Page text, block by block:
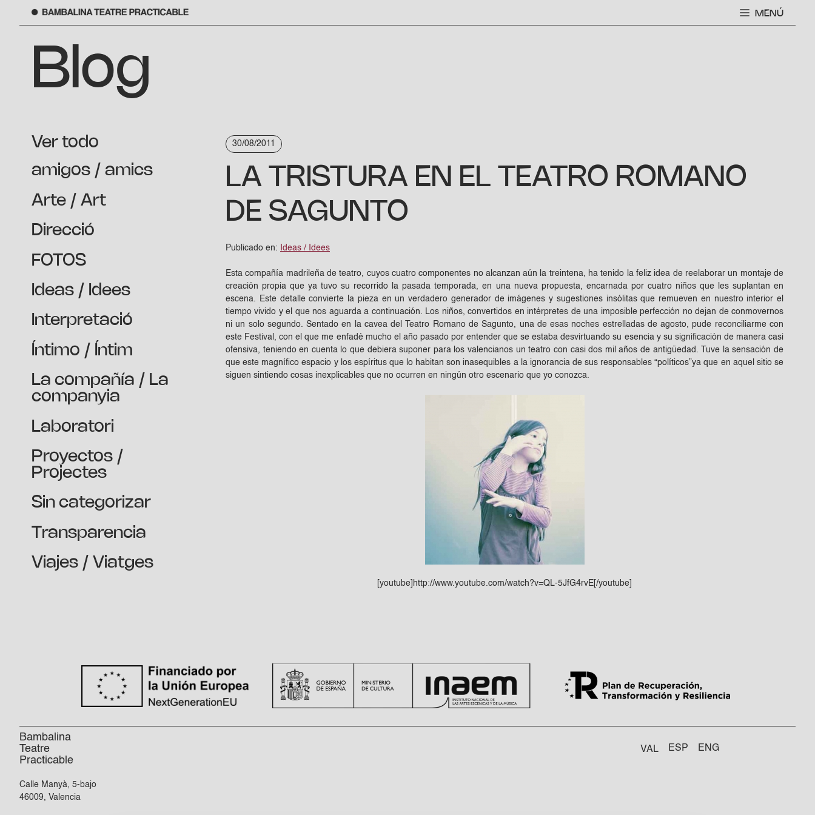
MENÚ
Blog
Ver todo
amigos / amics
Arte / Art
Direcció
FOTOS
Ideas / Idees
Interpretació
Íntimo / Íntim
La compañía / La
companyia
Laboratori
Proyectos /
Projectes
Sin categorizar
Transparencia
Viajes / Viatges
30/08/2011
LA TRISTURA EN EL TEATRO ROMANO
DE SAGUNTO
Publicado en: Ideas / Idees
Esta compañía madrileña de teatro, cuyos cuatro componentes no alcanzan aún la treintena, ha tenido la feliz idea de reelaborar un montaje de
creación propia que ya tuvo su recorrido la pasada temporada, en una nueva propuesta, encarnada por cuatro niños que les suplantan en
escena. Este detalle convierte la pieza en un verdadero generador de imágenes y sugestiones insólitas que remueven en nuestro interior el
tiempo vivido y el que nos aguarda a continuación. Los niños, convertidos en intérpretes de una imposible perfección no dejan de conmovernos
ni un solo segundo. Sentado en la cavea del Teatro Romano de Sagunto, una de esas noches estrelladas de agosto, pude reconciliarme con
este Festival, con el que me enfadé mucho el año pasado por entender que se estaba desvirtuando su esencia y su significación de manera casi
ofensiva, teniendo en cuenta lo que debiera suponer para los valencianos un teatro con casi dos mil años de antigüedad. Tuve la sensación de
que este magnífico espacio y los espíritus que lo habitan son inasequibles a la ignorancia de sus responsables “políticos”ya que en aquel sitio se
siguen sintiendo cosas inexplicables que no ocurren en ningún otro escenario que yo conozca.
[youtube]http://www.youtube.com/watch?v=QL-5JfG4rvE[/youtube]
Bambalina
Teatre
Practicable
Calle Manyà, 5-bajo
46009, Valencia
VAL ESP ENG